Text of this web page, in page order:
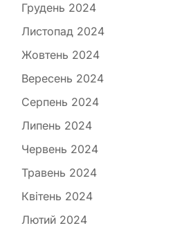
Грудень 2024
Листопад 2024
Жовтень 2024
Вересень 2024
Серпень 2024
Липень 2024
Червень 2024
Травень 2024
Квітень 2024
Лютий 2024